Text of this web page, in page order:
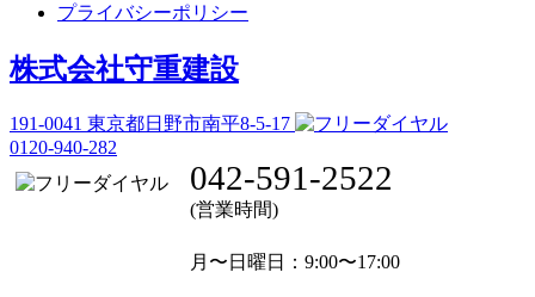
プライバシーポリシー
株式会社守重建設
191-0041 東京都日野市南平8-5-17
0120-940-282
042-591-2522
(営業時間)
月〜日曜日 ：9:00〜17:00